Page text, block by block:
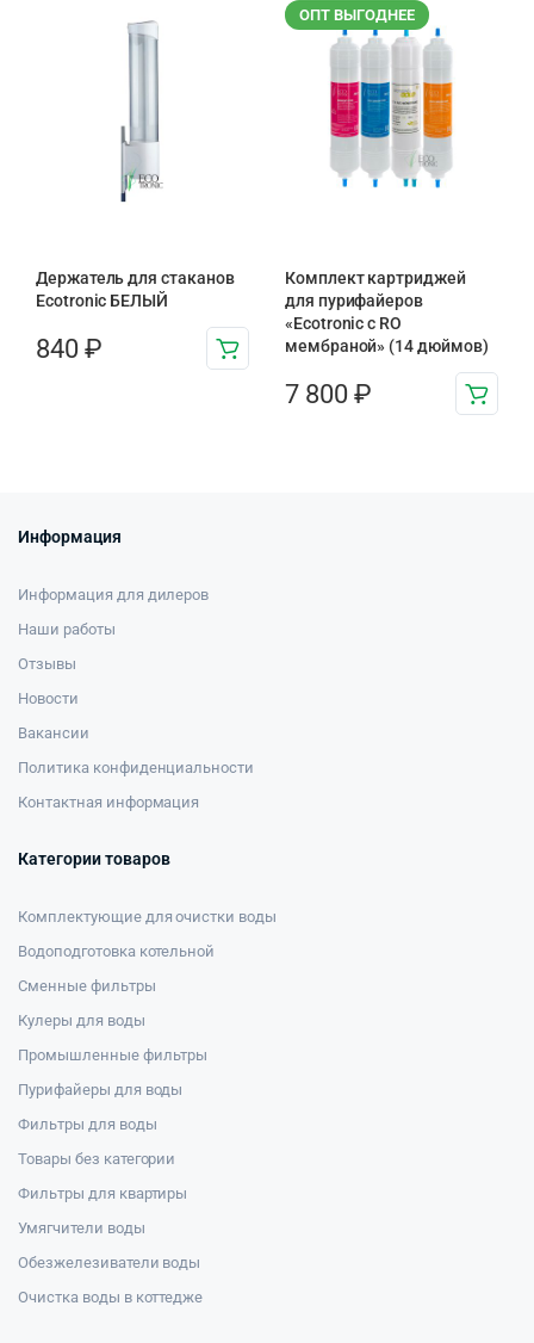
Держатель для стаканов
Ecotronic БЕЛЫЙ
840 ₽
ОПТ ВЫГОДНЕЕ
Комплект картриджей
для пурифайеров
«Ecotronic с RO
мембраной» (14 дюймов)
7 800 ₽
Информация
Информация для дилеров
Наши работы
Отзывы
Новости
Вакансии
Политика конфиденциальности
Контактная информация
Категории товаров
Комплектующие для очистки воды
Водоподготовка котельной
Сменные фильтры
Кулеры для воды
Промышленные фильтры
Пурифайеры для воды
Фильтры для воды
Товары без категории
Фильтры для квартиры
Умягчители воды
Обезжелезиватели воды
Очистка воды в коттедже